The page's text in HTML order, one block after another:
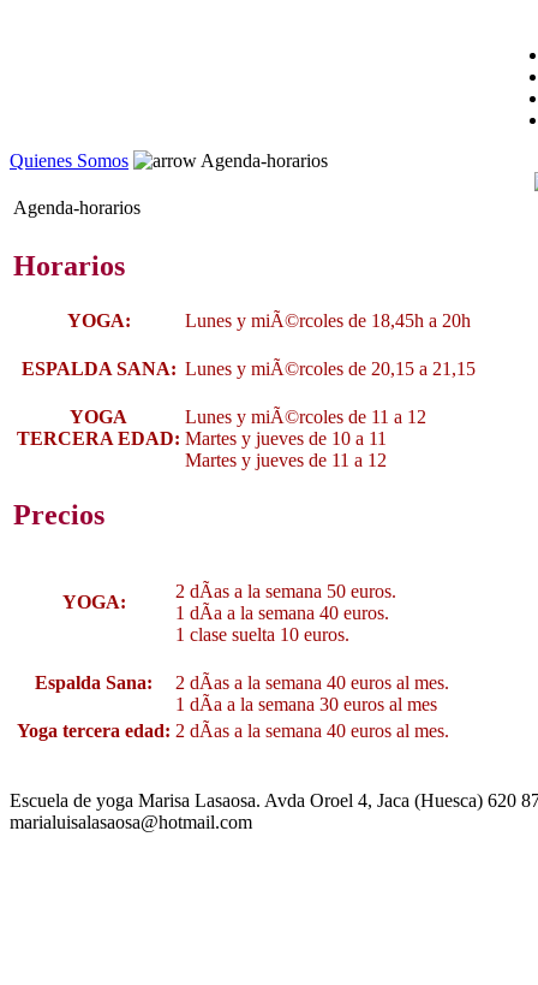
Quienes Somos Agenda-horarios
Agenda-horarios
Horarios
YOGA: Lunes y miÃ©rcoles de 18,45h a 20h
ESPALDA SANA: Lunes y miÃ©rcoles de 20,15 a 21,15
YOGA
TERCERA EDAD:
Lunes y miÃ©rcoles de 11 a 12
Martes y jueves de 10 a 11
Martes y jueves de 11 a 12
Precios
YOGA:
2 dÃ­as a la semana 50 euros.
1 dÃ­a a la semana 40 euros.
1 clase suelta 10 euros.
Espalda Sana:
2 dÃ­as a la semana 40 euros al mes.
1 dÃ­a a la semana 30 euros al mes
Yoga tercera edad: 2 dÃ­as a la semana 40 euros al mes.
Escuela de yoga Marisa Lasaosa. Avda Oroel 4, Jaca (Huesca) 620
marialuisalasaosa@hotmail.com